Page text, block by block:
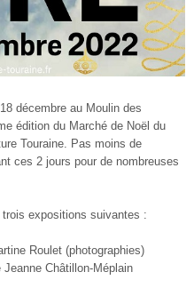
décembre au Moulin des
édition du Marché de Noël du
Touraine. Pas moins de
ces 2 jours pour de nombreuses
expositions suivantes :
Roulet (photographies)
Jeanne Châtillon-Méplain